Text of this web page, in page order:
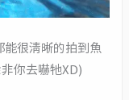
能很清晰的拍到魚
你去嚇牠XD)